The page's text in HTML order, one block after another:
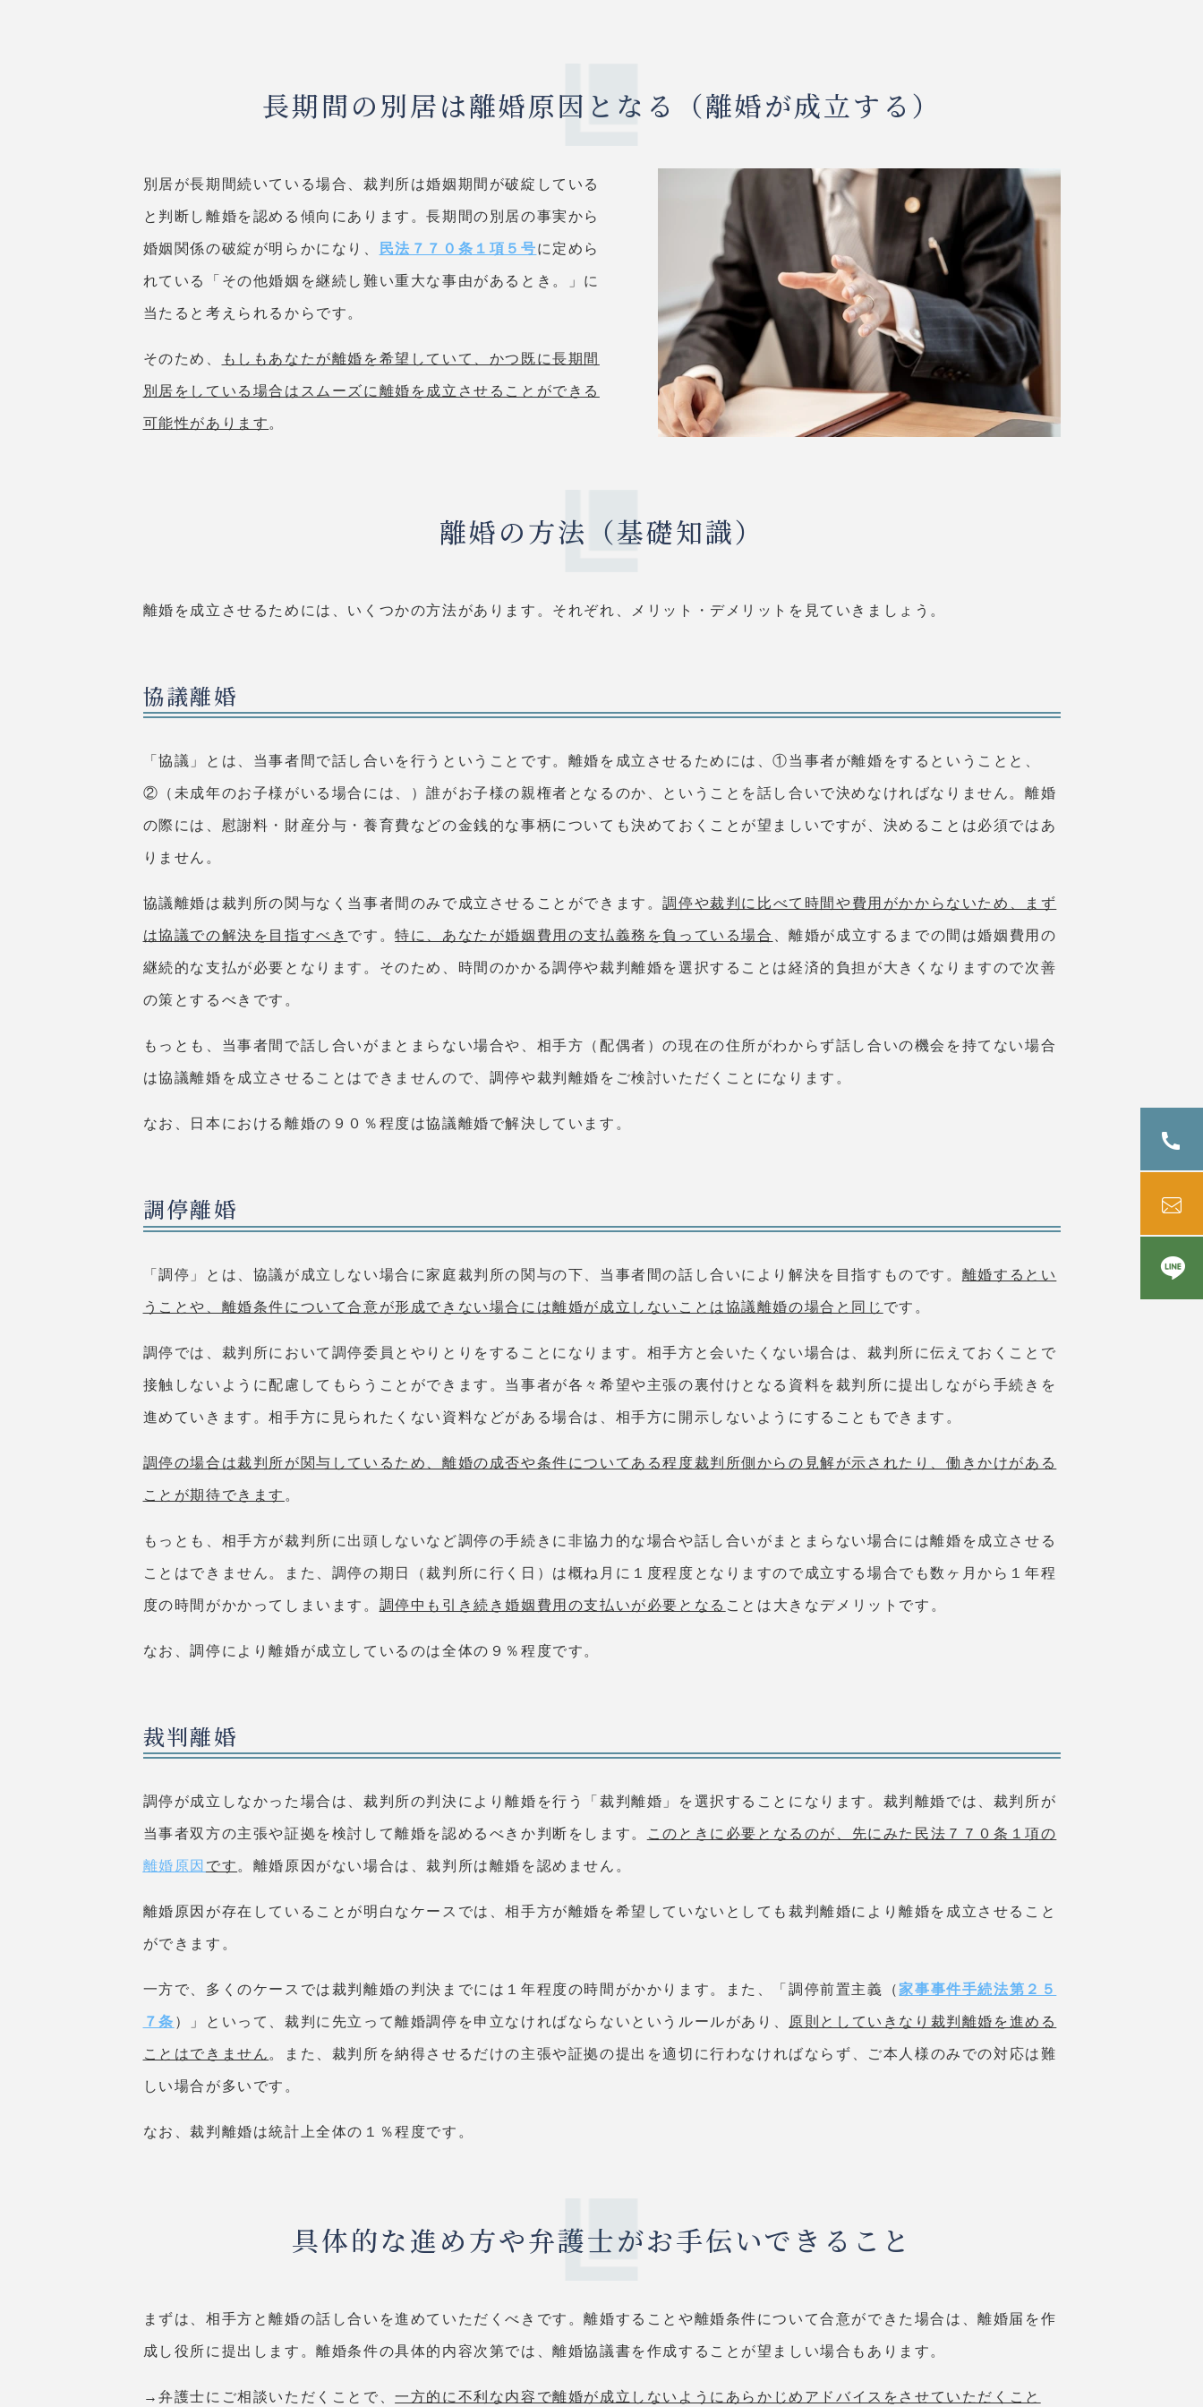
長期間の別居は離婚原因となる（離婚が成立する）
別居が長期間続いている場合、裁判所は婚姻期間が破綻している
と判断し離婚を認める傾向にあります。長期間の別居の事実から
婚姻関係の破綻が明らかになり、 民法７７０条１項５号に定めら
れている「その他婚姻を継続し難い重大な事由があるとき。」に
当たると考えられるからです。
そのため、 もしもあなたが離婚を希望していて、かつ既に長期間
別居をしている場合はスムーズに離婚を成立させることができる
可能性があります 。
離婚の方法（基礎知識）
離婚を成立させるためには、いくつかの方法があります。それぞれ、メリット・デメリットを見ていきましょう。
協議離婚
「協議」とは、当事者間で話し合いを行うということです。離婚を成立させるためには、①当事者が離婚をするということと、
②（未成年のお子様がいる場合には、）誰がお子様の親権者となるのか、ということを話し合いで決めなければなりません。離婚
の際には、慰謝料・財産分与・養育費などの金銭的な事柄についても決めておくことが望ましいですが、決めることは必須ではあ
りません。
協議離婚は裁判所の関与なく当事者間のみで成立させることができます。調停や裁判に比べて時間や費用がかからないため、まず
は協議での解決を目指すべき です。特に、あなたが婚姻費用の支払義務を負っている場合 、離婚が成立するまでの間は婚姻費用の
継続的な支払が必要となります。そのため、時間のかかる調停や裁判離婚を選択することは経済的負担が大きくなりますので次善
の策とするべきです。
もっとも、当事者間で話し合いがまとまらない場合や、相手方（配偶者）の現在の住所がわからず話し合いの機会を持てない場合
は協議離婚を成立させることはできませんので、調停や裁判離婚をご検討いただくことになります。
なお、日本における離婚の９０％程度は協議離婚で解決しています。
調停離婚
「調停」とは、協議が成立しない場合に家庭裁判所の関与の下、当事者間の話し合いにより解決を目指すものです。 離婚するとい
うことや、離婚条件について合意が形成できない場合には離婚が成立しないことは協議離婚の場合と同じ です。
調停では、裁判所において調停委員とやりとりをすることになります。相手方と会いたくない場合は、裁判所に伝えておくことで
接触しないように配慮してもらうことができます。当事者が各々希望や主張の裏付けとなる資料を裁判所に提出しながら手続きを
進めていきます。相手方に見られたくない資料などがある場合は、相手方に開示しないようにすることもできます。
調停の場合は裁判所が関与しているため、離婚の成否や条件についてある程度裁判所側からの見解が示されたり、働きかけがある
ことが期待できます 。
もっとも、相手方が裁判所に出頭しないなど調停の手続きに非協力的な場合や話し合いがまとまらない場合には離婚を成立させる
ことはできません。また、調停の期日（裁判所に行く日）は概ね月に１度程度となりますので成立する場合でも数ヶ月から１年程
度の時間がかかってしまいます。 調停中も引き続き婚姻費用の支払いが必要となる ことは大きなデメリットです。
なお、調停により離婚が成立しているのは全体の９％程度です。
裁判離婚
調停が成立しなかった場合は、裁判所の判決により離婚を行う「裁判離婚」を選択することになります。裁判離婚では、裁判所が
当事者双方の主張や証拠を検討して離婚を認めるべきか判断をします。 このときに必要となるのが、先にみた民法７７０条１項の
離婚原因 です 。離婚原因がない場合は、裁判所は離婚を認めません。
離婚原因が存在していることが明白なケースでは、相手方が離婚を希望していないとしても裁判離婚により離婚を成立させること
ができます。
一方で、多くのケースでは裁判離婚の判決までには１年程度の時間がかかります。また、「調停前置主義（ 家事事件手続法第２５
７条 ）」といって、裁判に先立って離婚調停を申立なければならないというルールがあり、 原則としていきなり裁判離婚を進める
ことはできません 。また、裁判所を納得させるだけの主張や証拠の提出を適切に行わなければならず、ご本人様のみでの対応は難
しい場合が多いです。
なお、裁判離婚は統計上全体の１％程度です。
具体的な進め方や弁護士がお手伝いできること
まずは、相手方と離婚の話し合いを進めていただくべきです。離婚することや離婚条件について合意ができた場合は、離婚届を作
成し役所に提出します。離婚条件の具体的内容次第では、離婚協議書を作成することが望ましい場合もあります。
→弁護士にご相談いただくことで、一方的に不利な内容で離婚が成立しないようにあらかじめアドバイスをさせていただくこと